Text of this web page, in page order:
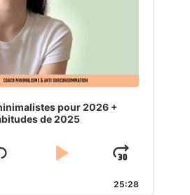
pour 2026 +
de 2025
BACKWARD
PLAY
PAUSE
JUMP
25:28